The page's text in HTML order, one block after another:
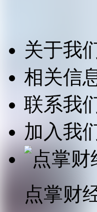
关于我
相关信
联系我
加入我
点掌财